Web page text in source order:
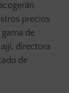
precios
de
directora
de